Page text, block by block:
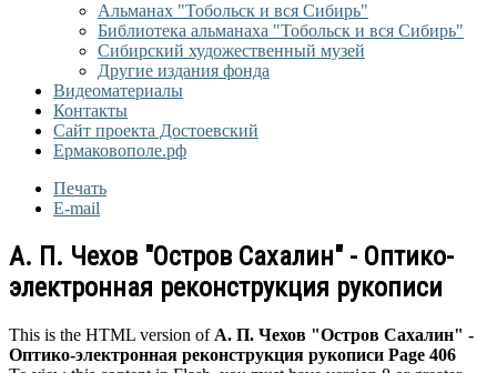
Альманах "Тобольск и вся Сибирь"
Библиотека альманаха "Тобольск и вся Сибирь"
Сибирский художественный музей
Другие издания фонда
Видеоматериалы
Контакты
Сайт проекта Достоевский
Ермаковополе.рф
Печать
E-mail
А. П. Чехов "Остров Сахалин" - Оптико-
электронная реконструкция рукописи
This is the HTML version of А. П. Чехов "Остров Сахалин" -
Оптико-электронная реконструкция рукописи Page 406